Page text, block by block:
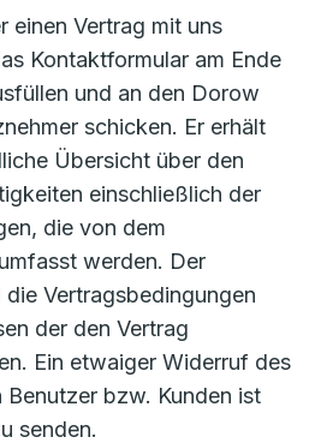
einen Vertrag mit uns
Kontaktformular am Ende
und an den Dorow
schicken. Er erhält
Übersicht über den
einschließlich der
die von dem
werden. Der
Vertragsbedingungen
der den Vertrag
Ein etwaiger Widerruf des
Benutzer bzw. Kunden ist
senden.